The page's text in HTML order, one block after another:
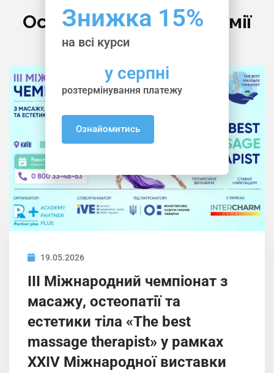
Останні Новини Академії
19.05.2026
ІIІ Міжнародний чемпіонат з
масажу, остеопатії та
естетики тіла «The best
massage therapist» у рамках
XXIV Міжнародної виставки
Знижка 15%
на всі курси
у серпні
розтермінування платежу
Ознайомитись